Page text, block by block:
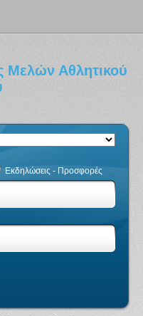
Μελών Αθλητικού
Εκδηλώσεις - Προσφορές